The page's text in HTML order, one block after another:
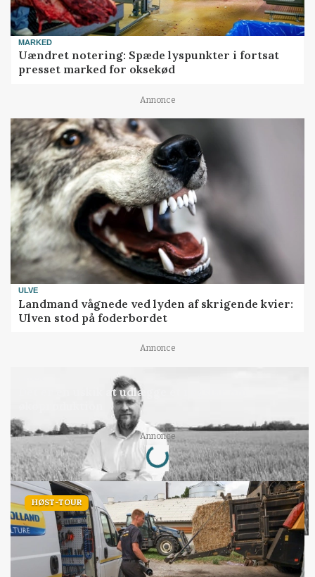
MARKED
Uændret notering: Spæde lyspunkter i fortsat
presset marked for oksekød
Annonce
ULVE
Landmand vågnede ved lyden af skrigende kvier:
Ulven stod på foderbordet
Annonce
Det er en uskik at udlægge et røgslør om
Annonce
Loading...
HØST-TOUR